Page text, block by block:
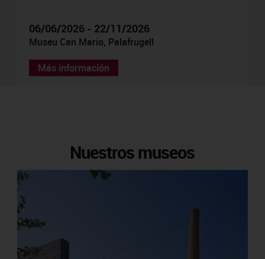
06/06/2026 - 22/11/2026
Museu Can Mario, Palafrugell
Más información
Nuestros museos